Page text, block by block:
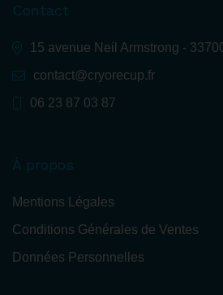
Contact
15 avenue Neil Armstrong -
contact@cryorecup.fr
06 23 87 03 87
À propos
Mentions Légales
Conditions Générales de Ventes
Données Personnelles